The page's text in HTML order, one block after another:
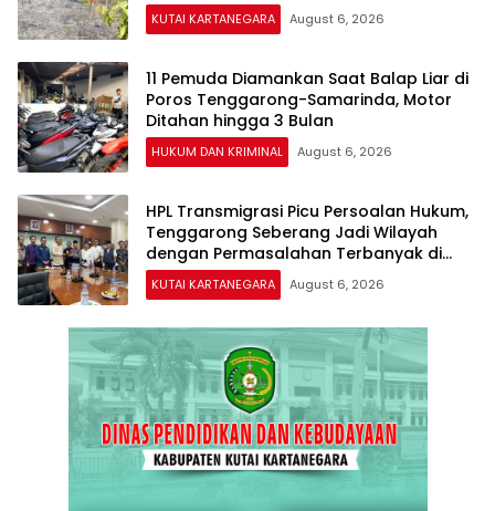
KUTAI KARTANEGARA August 6, 2026
11 Pemuda Diamankan Saat Balap Liar di
Poros Tenggarong-Samarinda, Motor
Ditahan hingga 3 Bulan
HUKUM DAN KRIMINAL August 6, 2026
HPL Transmigrasi Picu Persoalan Hukum,
Tenggarong Seberang Jadi Wilayah
dengan Permasalahan Terbanyak di
Kukar
KUTAI KARTANEGARA August 6, 2026